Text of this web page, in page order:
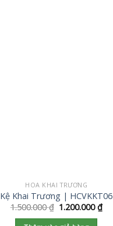
HOA KHAI TRƯƠNG
Kệ Khai Trương | HCVKKT06
1.500.000₫ 1.200.000₫